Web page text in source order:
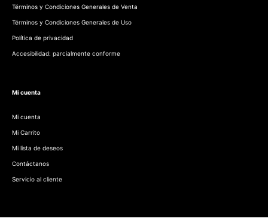
Términos y Condiciones Generales de Venta
Términos y Condiciones Generales de Uso
Política de privacidad
Accesibilidad: parcialmente conforme
Mi cuenta
Mi cuenta
Mi Carrito
Mi lista de deseos
Contáctanos
Servicio al cliente